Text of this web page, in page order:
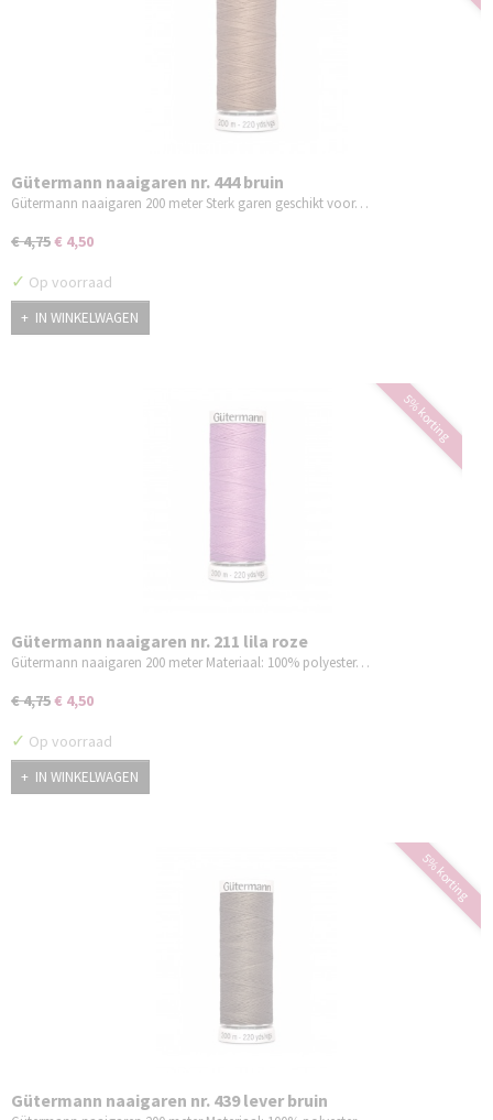
Gütermann naaigaren nr. 444 bruin
Gütermann naaigaren 200 meter Sterk garen geschikt voor…
€ 4,75€ 4,50
✓ Op voorraad
IN WINKELWAGEN
5% korting
Gütermann naaigaren nr. 211 lila roze
Gütermann naaigaren 200 meter Materiaal: 100% polyester…
€ 4,75€ 4,50
✓ Op voorraad
IN WINKELWAGEN
5% korting
Gütermann naaigaren nr. 439 lever bruin